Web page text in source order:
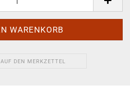
AUF DEN MERKZETTEL